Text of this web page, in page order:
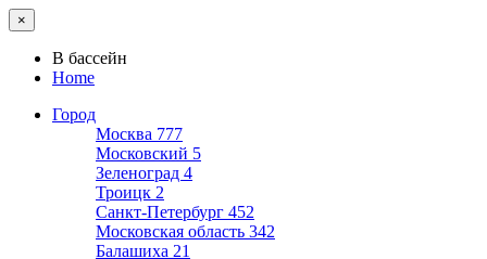
×
В бассейн
Home
Город
Москва 777
Московский 5
Зеленоград 4
Троицк 2
Санкт-Петербург 452
Московская область 342
Балашиха 21